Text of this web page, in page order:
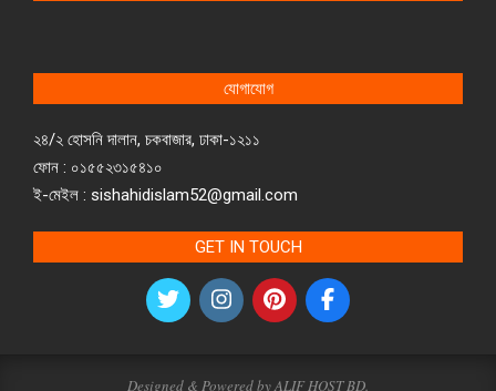
যোগাযোগ
২৪/২ হোসনি দালান, চকবাজার, ঢাকা-১২১১
ফোন : ০১৫৫২৩১৫৪১০
ই-মেইল : sishahidislam52@gmail.com
GET IN TOUCH
Designed & Powered by ALIF HOST BD.